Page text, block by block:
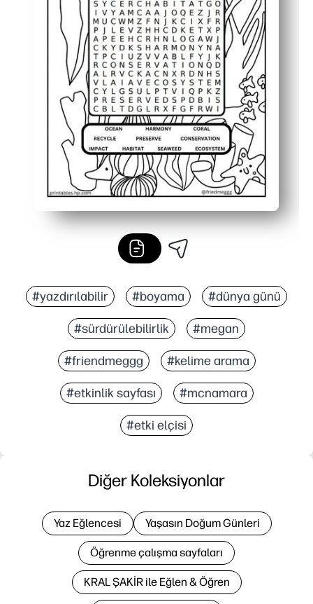
#yazdırılabilir #boyama #dünya günü
#sürdürülebilirlik #megan
#friendmeggg #kelime arama
#etkinlik sayfası #mcnamara
#etki elçisi
Diğer Koleksiyonlar
Yaz Eğlencesi Yaşasın Doğum Günleri
Öğrenme çalışma sayfaları
KRAL ŞAKİR ile Eğlen & Öğren